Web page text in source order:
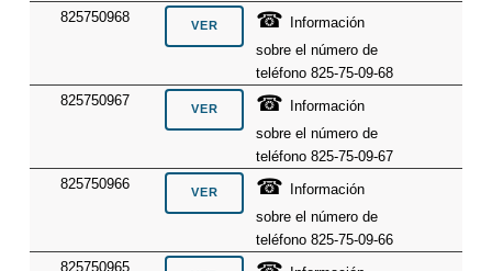
825750968
☎
Información
sobre el número de
teléfono 825-75-09-68
825750967
☎
Información
sobre el número de
teléfono 825-75-09-67
825750966
☎
Información
sobre el número de
teléfono 825-75-09-66
825750965